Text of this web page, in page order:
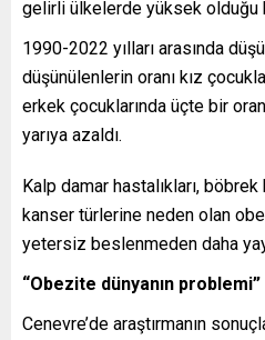
gelirli ülkelerde yüksek olduğu
1990-2022 yılları arasında
düşünülenlerin oranı kız
erkek çocuklarında üçte bir
yarıya azaldı.
Kalp damar hastalıkları,
kanser türlerine neden olan
yetersiz beslenmeden daha
“Obezite dünyanın problemi”
Cenevre’de araştırmanın